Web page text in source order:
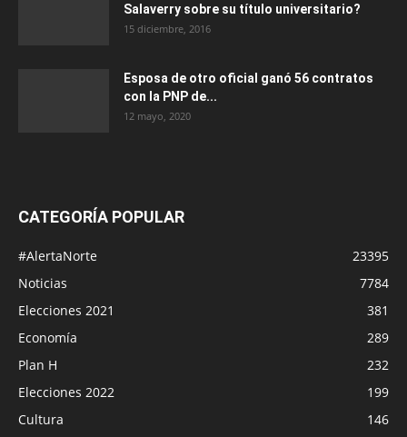
Salaverry sobre su título universitario?
15 diciembre, 2016
Esposa de otro oficial ganó 56 contratos
con la PNP de...
12 mayo, 2020
CATEGORÍA POPULAR
#AlertaNorte
23395
Noticias
7784
Elecciones 2021
381
Economía
289
Plan H
232
Elecciones 2022
199
Cultura
146